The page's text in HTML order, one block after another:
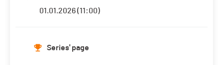
01.01.2026 (11:00)
Series' page